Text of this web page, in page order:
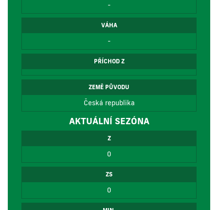
-
VÁHA
-
PŘÍCHOD Z
ZEMĚ PŮVODU
Česká republika
AKTUÁLNÍ SEZÓNA
Z
0
ZS
0